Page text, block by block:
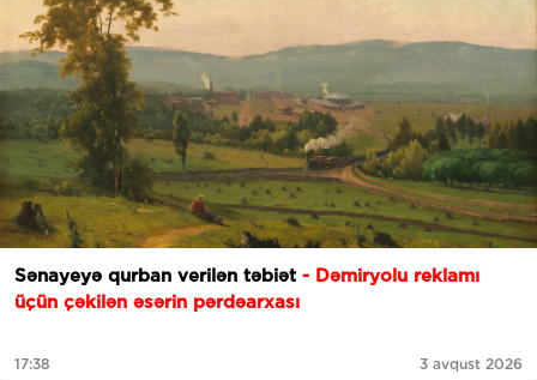
Sənayeyə qurban verilən təbiət - Dəmiryolu reklamı
üçün çəkilən əsərin pərdəarxası
17:38 3 avqust 2026